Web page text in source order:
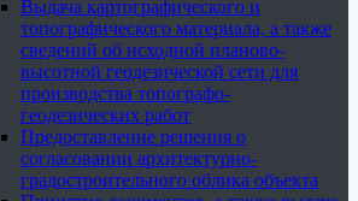
Выдача картографического и
топографического материала, а также
сведений об исходной планово-
высотной геодезической сети для
производства топографо-
геодезических работ
Предоставление решения о
согласовании архитектурно-
градостроительного облика объекта